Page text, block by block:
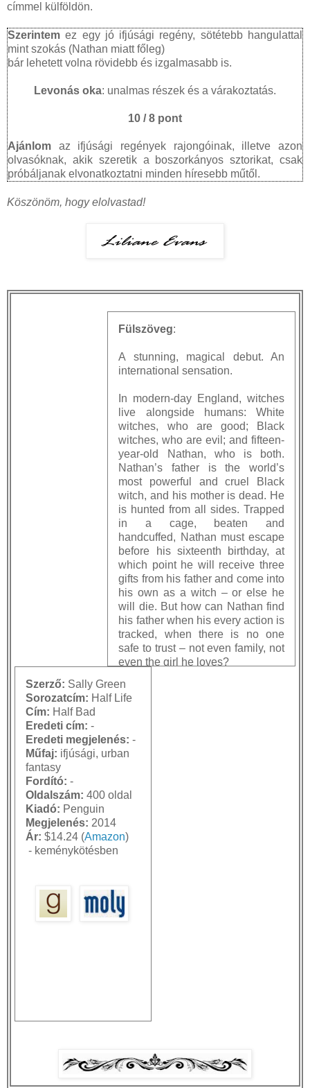
címmel külföldön.
Szerintem ez egy jó ifjúsági regény, sötétebb hangulattal
mint szokás (Nathan miatt főleg)
bár lehetett volna rövidebb és izgalmasabb is.
Levonás oka: unalmas részek és a várakoztatás.
10 / 8 pont
Ajánlom az ifjúsági regények rajongóinak, illetve azon
olvasóknak, akik szeretik a boszorkányos sztorikat, csak
próbáljanak elvonatkoztatni minden híresebb műtől.
Köszönöm, hogy elolvastad!
Fülszöveg:
A stunning, magical debut. An
international sensation.
In modern-day England, witches
live alongside humans: White
witches, who are good; Black
witches, who are evil; and fifteen-
year-old Nathan, who is both.
Nathan’s father is the world’s
most powerful and cruel Black
witch, and his mother is dead. He
is hunted from all sides. Trapped
in a cage, beaten and
handcuffed, Nathan must escape
before his sixteenth birthday, at
which point he will receive three
gifts from his father and come into
his own as a witch – or else he
will die. But how can Nathan find
his father when his every action is
tracked, when there is no one
safe to trust – not even family, not
even the girl he loves?
In the tradition of Patrick Ness
and Markus Zusak, Half Bad is a
that will grab hold of you and not
let go until the very last page.
Szerző: Sally Green
Sorozatcím: Half Life
Cím: Half Bad
Eredeti cím: -
Eredeti megjelenés: -
Műfaj: ifjúsági, urban
fantasy
Fordító: -
Oldalszám: 400 oldal
Kiadó: Penguin
Megjelenés: 2014
Ár: $14.24 (Amazon)
- keménykötésben